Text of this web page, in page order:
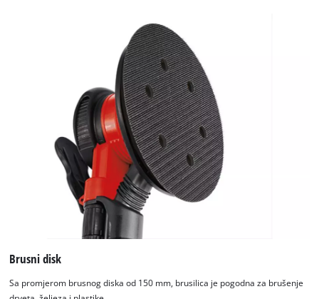
Brusni disk
Sa promjerom brusnog diska od 150 mm, brusilica je pogodna za brušenje